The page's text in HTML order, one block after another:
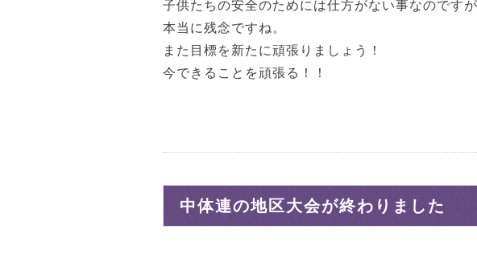
子供たちの安全のためには仕方がない事なのですが
本当に残念ですね。
また目標を新たに頑張りましょう！
今できることを頑張る！！
中体連の地区大会が終わりました